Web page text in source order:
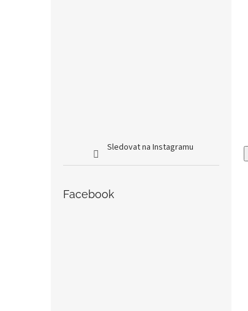
Sledovat na Instagramu
Facebook